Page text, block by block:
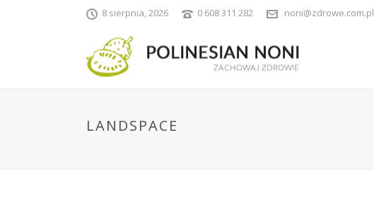
8 sierpnia, 2026 0 608 311 282 noni@zdrowe.com.pl
LANDSPACE